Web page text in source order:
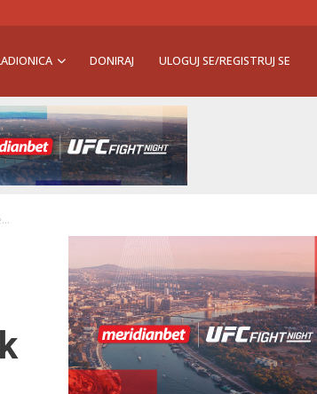
DONIRAJ ULOGUJ SE/REGISTRUJ SE